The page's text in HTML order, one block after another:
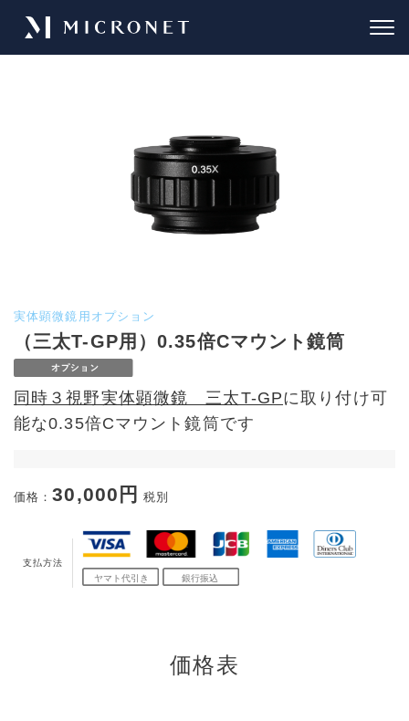
実体顕微鏡用オプション
（三太T-GP用）0.35倍Cマウント鏡筒
同時３視野実体顕微鏡 三太T-GPに取り付け可
能な0.35倍Cマウント鏡筒です
価格：30,000円 税別
支払方法
価格表